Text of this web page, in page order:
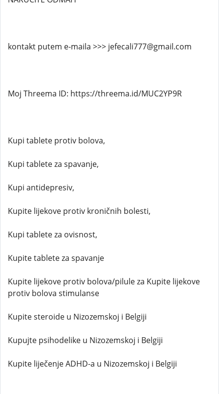
kontakt putem e-maila >>> jefecali777@gmail.com
Moj Threema ID: https://threema.id/MUC2YP9R
Kupi tablete protiv bolova,
Kupi tablete za spavanje,
Kupi antidepresiv,
Kupite lijekove protiv kroničnih bolesti,
Kupi tablete za ovisnost,
Kupite tablete za spavanje
Kupite lijekove protiv bolova/pilule za Kupite lijekove
protiv bolova stimulanse
Kupite steroide u Nizozemskoj i Belgiji
Kupujte psihodelike u Nizozemskoj i Belgiji
Kupite liječenje ADHD-a u Nizozemskoj i Belgiji